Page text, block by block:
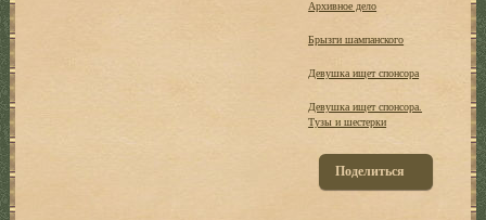
Архивное дело
Брызги шампанского
Девушка ищет спонсора
Девушка ищет спонсора.
Тузы и шестерки
Поделиться